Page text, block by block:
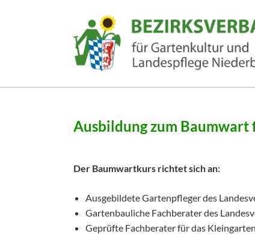
Ausbildung zum
Der Baumwartkurs richtet sich an:
Ausgebildete Gartenpfleger des
Gartenbauliche Fachberater des
Geprüfte Fachberater für das